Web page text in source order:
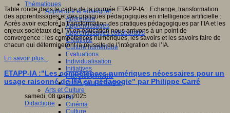
Thématiques
Apprendre et enseigner
Apprendre
Apprentissages
Apprentissages collaboratifs
Créativité
Culture numérique
Evaluations
Individualisation
Initiatives
Interdisciplinarité
Outils pour la classe
Arts et Culture
Art
Cinéma
Culture
Table ronde dans le cadre de la journée ETAPP-IA : Echange, transformation
des apprentissages et des pratiques pédagogiques en intelligence artificielle :
Après avoir exploré la transformation des pratiques pédagogiques par l’IA et les
enjeux sociétaux de l ’IA en éducation nous arrivons à un point de
convergence : les compétences numériques, les savoirs et les savoirs faire de
chacun qui détermineront la réussite de l’intégration de l’IA.
En savoir plus...
ETAPP-IA :"Les compétences numériques nécessaires pour un
usage raisonné de l'IA en pédagogie" par Philippe Carré
samedi, 08 mars 2025
Didactique